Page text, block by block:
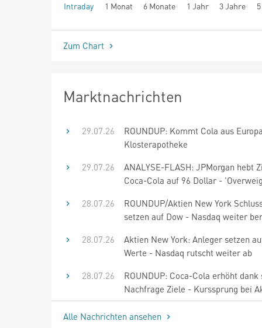
Intraday 1 Monat 6 Monate 1 Jahr 3 Jahre
seit Beginn
Zum Chart
Marktnachrichten
29.07.26
ROUNDUP: Kommt Cola aus
Klosterapotheke
29.07.26
ANALYSE-FLASH: JPMorgan hebt
Coca-Cola auf 96 Dollar -
28.07.26
ROUNDUP/Aktien New York
setzen auf Dow - Nasdaq weiter
28.07.26
Aktien New York: Anleger setzen
Werte - Nasdaq rutscht weiter ab
28.07.26
ROUNDUP: Coca-Cola erhöht
Nachfrage Ziele - Kurssprung bei
Alle Nachrichten ansehen